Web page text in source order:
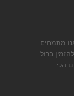
מתמחים
ברזל
הכי